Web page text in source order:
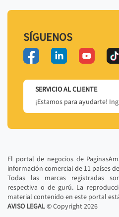
SÍGUENOS
SERVICIO AL CLIENTE
¡Estamos para ayudarte!
El portal de negocios de
información comercial de 11 países
Todas las marcas registradas
respectiva o de gurú. La
material contenido en este portal
AVISO LEGAL© Copyright2026